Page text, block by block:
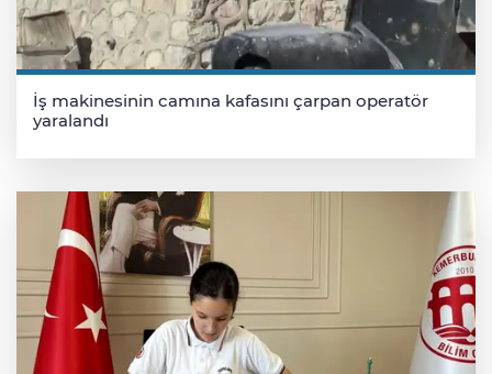
İş makinesinin camına kafasını çarpan operatör
yaralandı